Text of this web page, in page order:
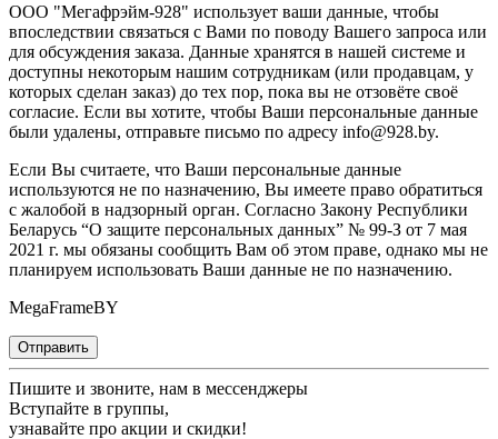
ООО "Мегафрэйм-928" использует ваши данные, чтобы
впоследствии связаться с Вами по поводу Вашего запроса или
для обсуждения заказа. Данные хранятся в нашей системе и
доступны некоторым нашим сотрудникам (или продавцам, у
которых сделан заказ) до тех пор, пока вы не отзовёте своё
согласие. Если вы хотите, чтобы Ваши персональные данные
были удалены, отправьте письмо по адресу info@928.by.
Если Вы считаете, что Ваши персональные данные
используются не по назначению, Вы имеете право обратиться
с жалобой в надзорный орган. Согласно Закону Республики
Беларусь “О защите персональных данных” № 99-З от 7 мая
2021 г. мы обязаны сообщить Вам об этом праве, однако мы не
планируем использовать Ваши данные не по назначению.
MegaFrameBY
Отправить
Пишите и звоните, нам в мессенджеры
Вступайте в группы,
узнавайте про акции и скидки!